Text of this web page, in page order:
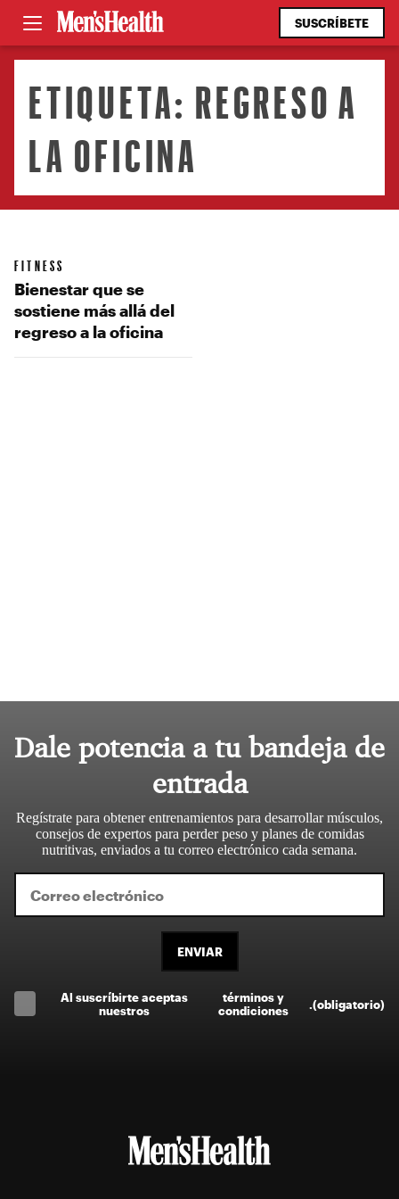
SUSCRÍBETE
ETIQUETA: REGRESO A
LA OFICINA
FITNESS
Bienestar que se
sostiene más allá del
regreso a la oficina
Dale potencia a tu bandeja de
entrada
Regístrate para obtener entrenamientos para desarrollar músculos,
consejos de expertos para perder peso y planes de comidas
nutritivas, enviados a tu correo electrónico cada semana.
ENVIAR
Al suscríbirte aceptas
nuestros
términos y
condiciones
(obligatorio)